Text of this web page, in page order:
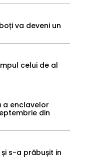
va deveni un
celui de al
a enclavelor
din
s-a prăbușit in